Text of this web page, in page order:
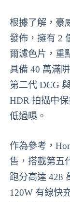
根據了解，豪
發佈，擁有 2
爾濾色片，重
具備 40 萬滿
第二代 DCG
HDR 拍攝中
低過曝。
作為參考，
售，搭載第五
跑分高達 428
120W 有線快